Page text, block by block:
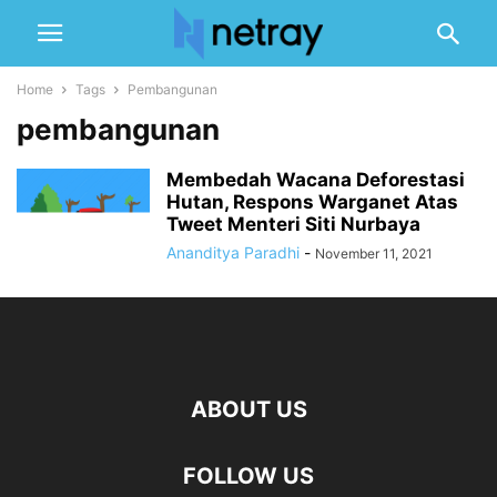
Home Tags Pembangunan
pembangunan
Membedah Wacana Deforestasi
Hutan, Respons Warganet Atas
Tweet Menteri Siti Nurbaya
Ananditya Paradhi - November 11, 2021
ABOUT US
FOLLOW US